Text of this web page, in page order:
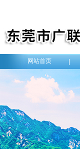
网站首页